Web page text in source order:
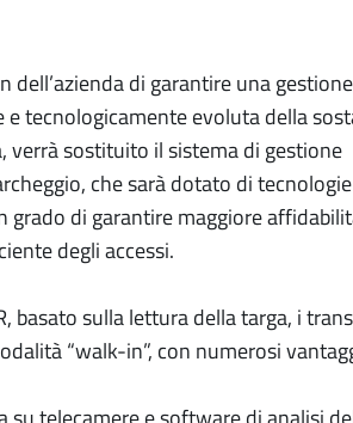
dell’azienda di garantire una gestione
tecnologicamente evoluta della
verrà sostituito il sistema di gestione
che sarà dotato di
grado di garantire maggiore
degli accessi.
basato sulla lettura della targa, i
“walk-in”, con numerosi